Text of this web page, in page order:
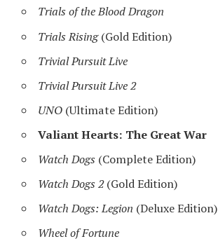
Trials of the Blood Dragon
Trials Rising(Gold Edition)
Trivial Pursuit Live
Trivial Pursuit Live 2
UNO (Ultimate Edition)
Valiant Hearts: The Great War
Watch Dogs (Complete Edition)
Watch Dogs 2(Gold Edition)
Watch Dogs: Legion (Deluxe Edition)
Wheel of Fortune